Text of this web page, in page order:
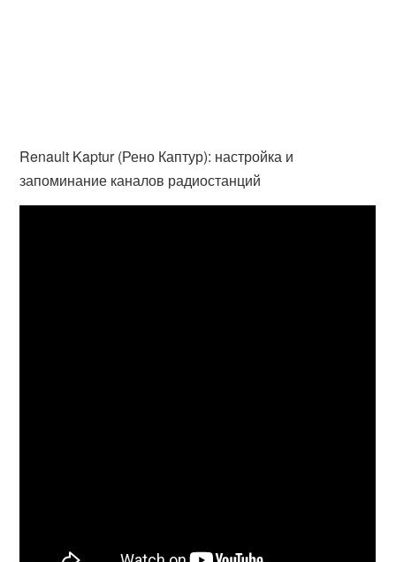
Renault Kaptur (Рено Каптур): настройка и
запоминание каналов радиостанций